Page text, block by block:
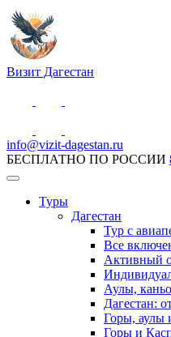
Визит Дагестан
info@vizit-dagestan.ru
БЕСПЛАТНО ПО РОССИИ
Туры
Дагестан
Тур с
Все
Активный
Аулы,
Дагестан:
Горы, аулы
Горы и